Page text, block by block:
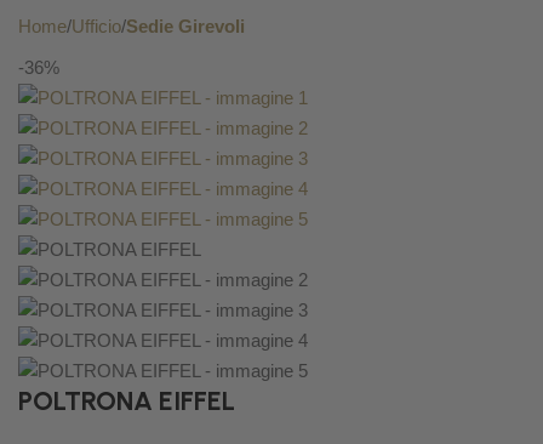
Home Ufficio Sedie Girevoli
-36%
POLTRONA EIFFEL